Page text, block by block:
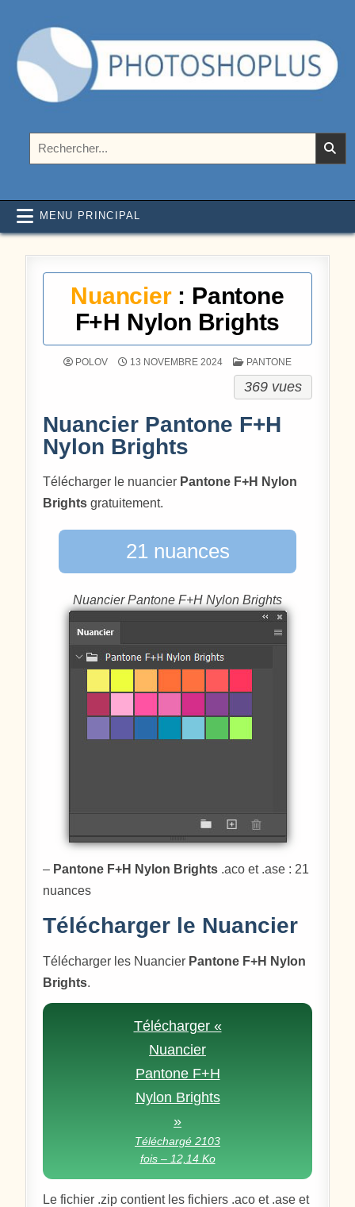
Photoshoplus
MENU PRINCIPAL
Nuancier: Pantone
F+H Nylon Brights
POLOV 13 NOVEMBRE 2024 POSTÉ DANS
PANTONE
369 vues
Nuancier Pantone F+H
Nylon Brights
Télécharger le nuancier Pantone F+H Nylon
Brights gratuitement.
21 nuances
Nuancier Pantone F+H Nylon Brights
– Pantone F+H Nylon Brights .aco et .ase : 21
nuances
Télécharger le Nuancier
Télécharger les Nuancier Pantone F+H Nylon
Brights.
Télécharger «
Nuancier
Pantone F+H
Nylon Brights
»
Téléchargé 2103
fois – 12,14 Ko
Le fichier .zip contient les fichiers .aco et .ase et